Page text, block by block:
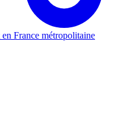
France métropolitaine